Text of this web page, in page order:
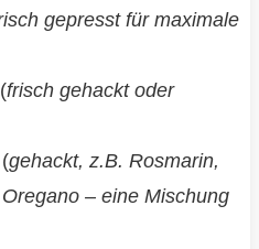
gepresst für maximale
frisch gehackt oder
gehackt, z.B. Rosmarin,
– eine Mischung